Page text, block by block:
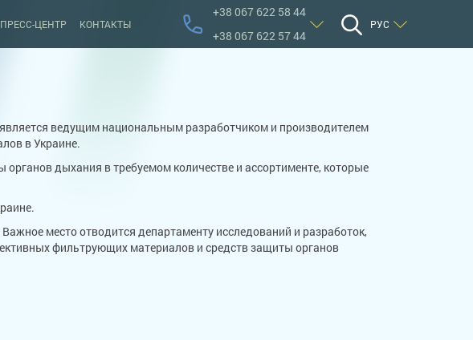
ПРЕСС-ЦЕНТР КОНТАКТЫ
+38 067 622 58 44
+38 067 622 57 44
РУС
ведущим национальным разработчиком и производителем
в Украине.
дыхания в требуемом количестве и ассортименте, которые
место отводится департаменту исследований и разработок,
фильтрующих материалов и средств защиты органов